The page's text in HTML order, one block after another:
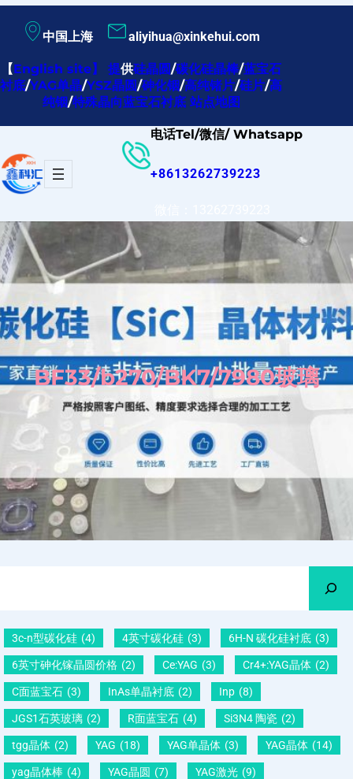
内
容
中国上海 aliyihua@xinkehui.com
【English site】提供硅晶圆/碳化硅晶棒/蓝宝石
衬底/YAG单晶/YSZ晶圆/砷化铟/高纯锗片/硅片/高
纯铟/特殊晶向蓝宝石衬底 站点地图
电话Tel/微信/ Whatsapp
+8613262739223
BF33/b270/BK7/7980玻璃
3c-n型碳化硅 (4) 4英寸碳化硅 (3) 6H-N 碳化硅衬底 (3)
6英寸砷化镓晶圆价格 (2) Ce:YAG (3) Cr4+:YAG晶体 (2)
C面蓝宝石 (3) InAs单晶衬底 (2) Inp (8)
JGS1石英玻璃 (2) R面蓝宝石 (4) Si3N4 陶瓷 (2)
tgg晶体 (2) YAG (18) YAG单晶体 (3) YAG晶体 (14)
yag晶体棒 (4) YAG晶圆 (7) YAG激光 (9)